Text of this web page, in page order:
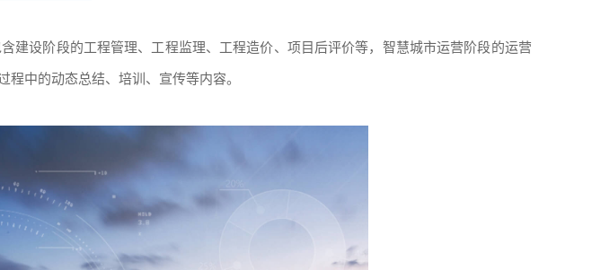
设阶段的工程管理、工程监理、工程造价、项目后评价等，智慧城市运营阶段的运营
中的动态总结、培训、宣传等内容。